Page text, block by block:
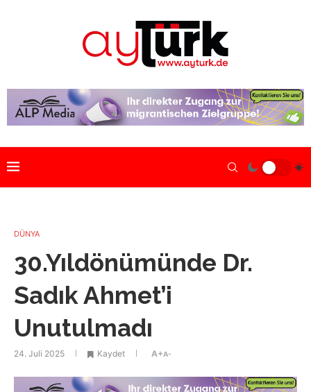
DÜNYA
30.Yıldönümünde Dr.
Sadık Ahmet’i
Unutulmadı
24. Juli 2025 Kaydet A+A-